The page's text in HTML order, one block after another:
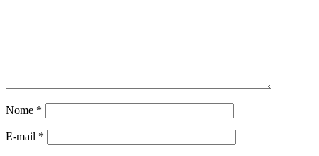
Nome *
E-mail *